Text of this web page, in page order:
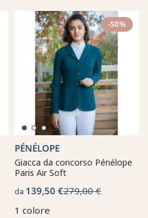
-50%
PÉNÉLOPE
Giacca da concorso Pénélope
Paris Air Soft
da 139,50 €279,00 €
1 colore